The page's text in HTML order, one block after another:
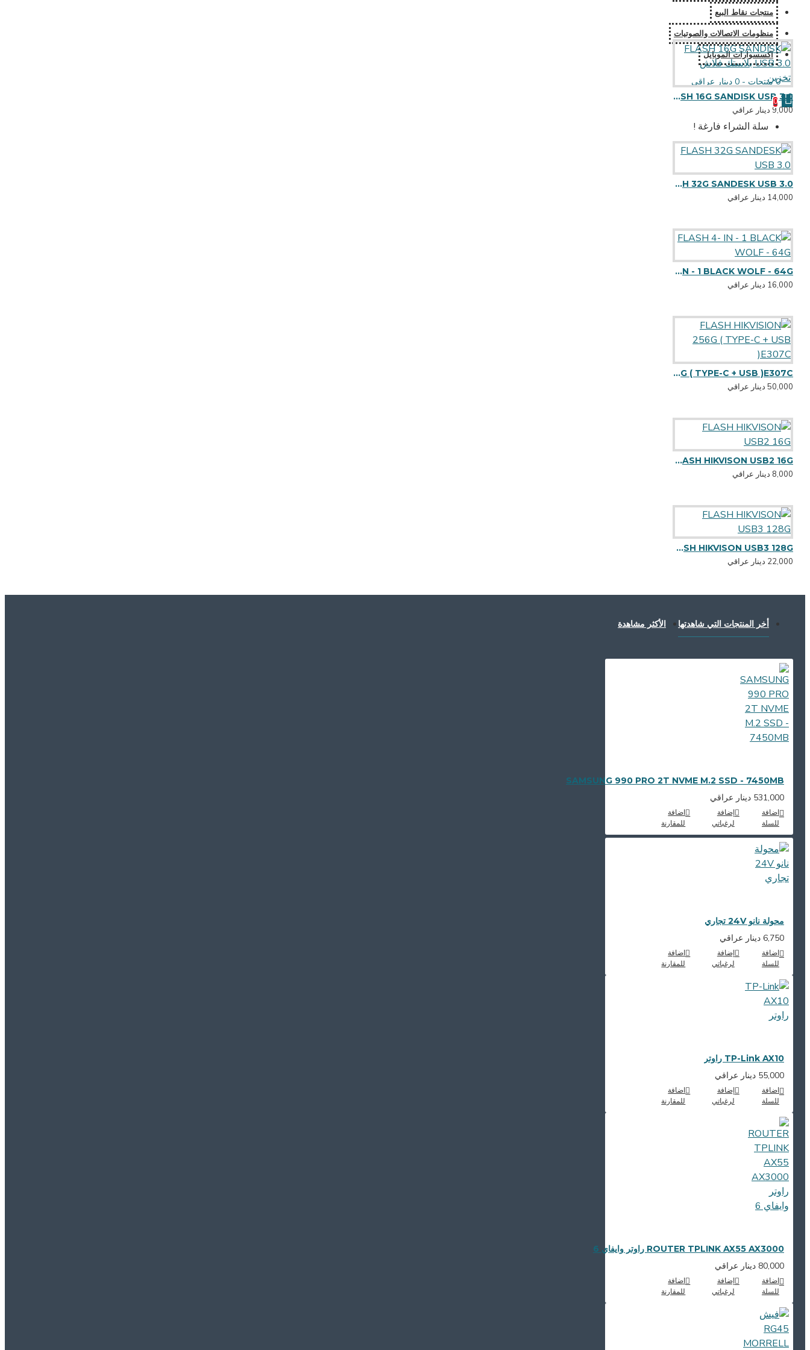
منتجات نقاط البيع
منظومات الاتصالات والصوتيات
اكسسوارات الموبايل
0 منتجات - 0 دينار عراقي
0
سلة الشراء فارغة !
FLASH 16G SANDISK USB 3.0 بلاستك فلاش تخزين
9,000 دينار عراقي
FLASH 32G SANDESK USB 3.0
14,000 دينار عراقي
FLASH 4- IN - 1 BLACK WOLF - 64G
16,000 دينار عراقي
FLASH HIKVISION 256G ( TYPE-C + USB )E307C
50,000 دينار عراقي
FLASH HIKVISON USB2 16G
8,000 دينار عراقي
FLASH HIKVISON USB3 128G
22,000 دينار عراقي
أخر المنتجات التي شاهدتها الأكثر مشاهدة
SAMSUNG 990 PRO 2T NVME M.2 SSD - 7450MB
531,000 دينار عراقي
اضافة
للسلة
إضافة
لرغباتي
اضافة
للمقارنة
محولة نانو 24V تجاري
6,750 دينار عراقي
اضافة
للسلة
إضافة
لرغباتي
اضافة
للمقارنة
TP-Link AX10 راوتر
55,000 دينار عراقي
اضافة
للسلة
إضافة
لرغباتي
اضافة
للمقارنة
ROUTER TPLINK AX55 AX3000 راوتر وايفاي 6
80,000 دينار عراقي
اضافة
للسلة
إضافة
لرغباتي
اضافة
للمقارنة